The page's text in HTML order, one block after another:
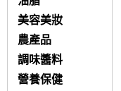
美容美妝
農產品
調味醬料
營養保健